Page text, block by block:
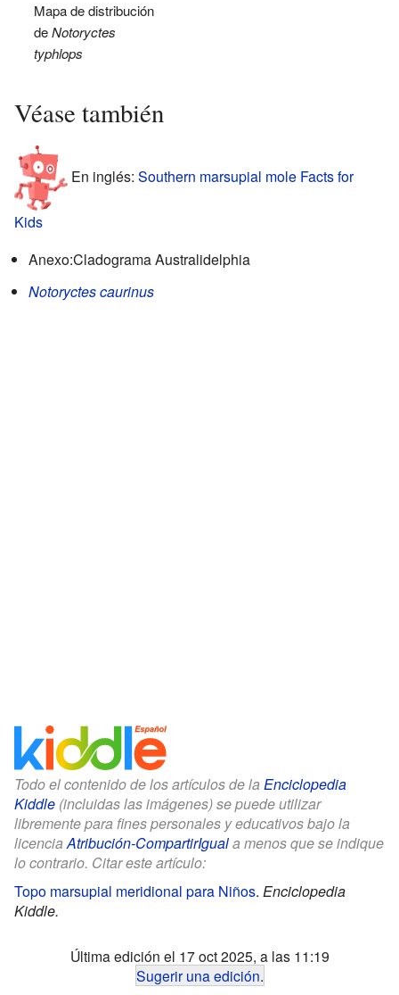
Mapa de distribución
deNotoryctes
typhlops
Véase también
En inglés: Southern marsupial mole Facts for
Kids
Anexo:Cladograma Australidelphia
Notoryctes caurinus
Todo el contenido de los artículos de la Enciclopedia
Kiddle (incluidas las imágenes) se puede utilizar
libremente para fines personales y educativos bajo la
licenciaAtribución-CompartirIguala menos que se indique
lo contrario. Citar este artículo:
Topo marsupial meridional para Niños. Enciclopedia
Kiddle.
Última edición el 17 oct 2025, a las 11:19
Sugerir una edición.